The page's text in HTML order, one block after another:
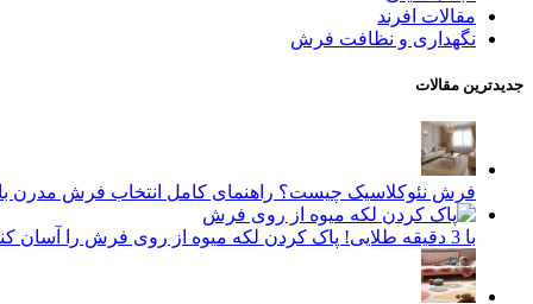
مقالات افرند
نگهداری و نظافت فرش
جدیدترین مقالات
فرش نئوکلاسیک چیست؟ راهنمای کامل انتخاب فرش مدرن با
با 3 دقیقه طلایی! پاک کردن لکه میوه از روی فرش را آسان کنید.